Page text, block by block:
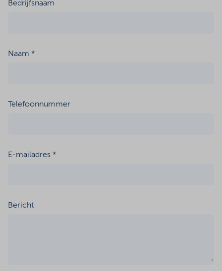
Bedrijfsnaam
Naam *
Telefoonnummer
E-mailadres *
Bericht